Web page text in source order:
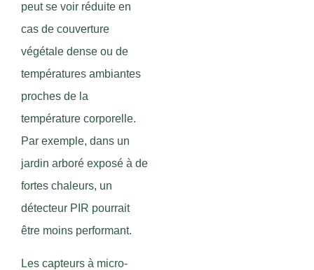
peut se voir réduite en
cas de couverture
végétale dense ou de
températures ambiantes
proches de la
température corporelle.
Par exemple, dans un
jardin arboré exposé à de
fortes chaleurs, un
détecteur PIR pourrait
être moins performant.
Les capteurs à micro-